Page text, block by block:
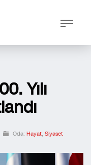
Yılı
Oda: Hayat, Siyaset